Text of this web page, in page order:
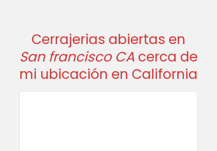
Cerrajerias abiertas en
San francisco CA cerca de
mi ubicación en California